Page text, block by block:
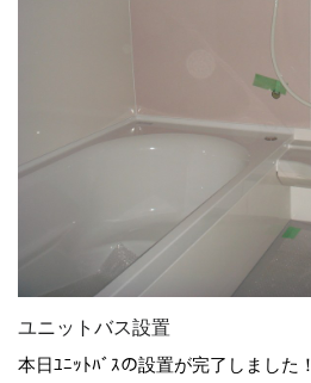
ユニットバス設置
本日ﾕﾆｯﾄﾊﾞｽの設置が完了しました！